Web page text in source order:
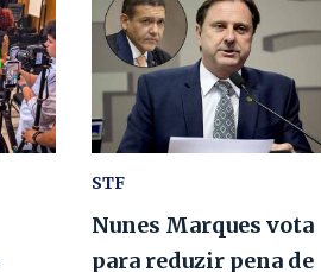
STF
Nunes Marques vota
para reduzir pena de